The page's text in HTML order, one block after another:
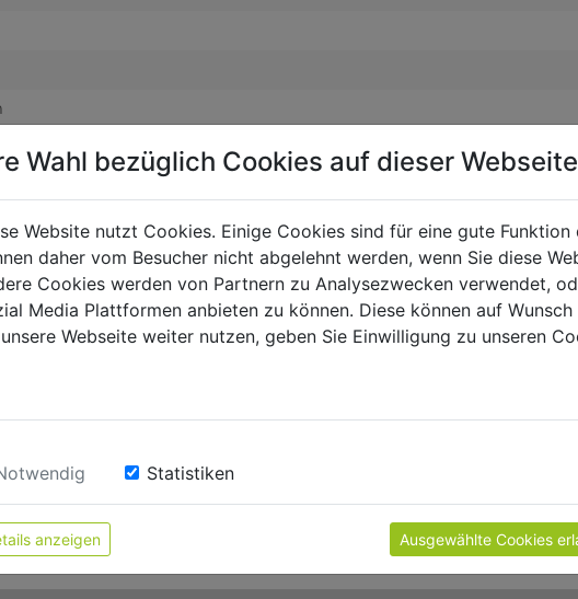
Wahl bezüglich Cookies auf dieser Webseite
Website nutzt Cookies. Einige Cookies sind für eine gute
daher vom Besucher nicht abgelehnt werden, wenn Sie diese
Cookies werden von Partnern zu Analysezwecken verwendet,
Media Plattformen anbieten zu können. Diese können auf
Webseite weiter nutzen, geben Sie Einwilligung zu unseren
Statistiken
anzeigen Ausgewählte Cookies